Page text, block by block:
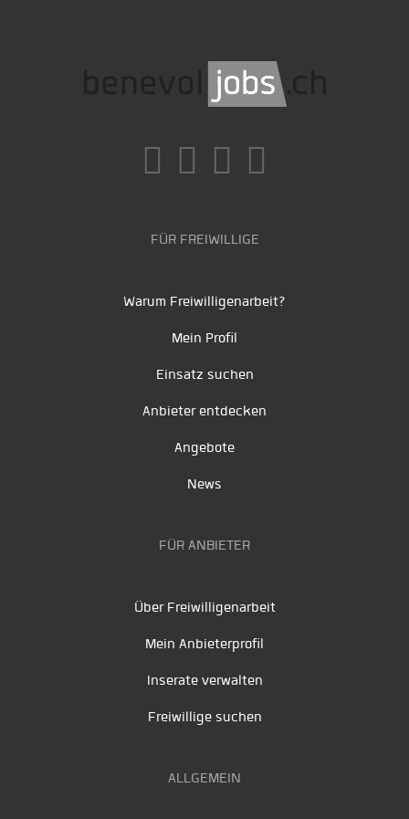
FÜR FREIWILLIGE
Warum Freiwilligenarbeit?
Mein Profil
Einsatz suchen
Anbieter entdecken
Angebote
News
FÜR ANBIETER
Über Freiwilligenarbeit
Mein Anbieterprofil
Inserate verwalten
Freiwillige suchen
ALLGEMEIN